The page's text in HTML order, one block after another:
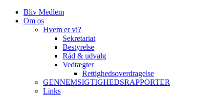
Bliv Medlem
Om os
Hvem er vi?
Sekretariat
Bestyrelse
Råd & udvalg
Vedtægter
Rettighedsoverdragelse
GENNEMSIGTIGHEDSRAPPORTER
Links